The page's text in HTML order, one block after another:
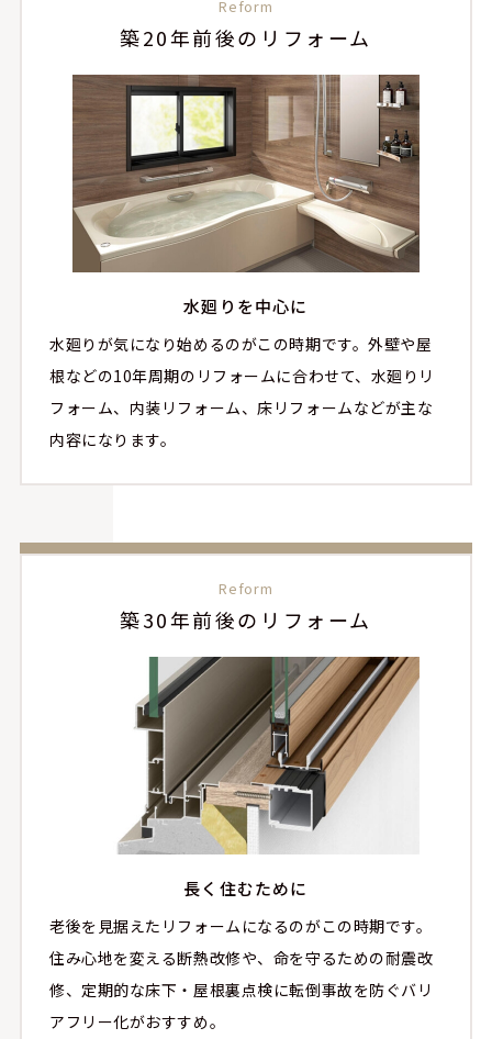
Reform
築20年前後のリフォーム
水廻りを中心に
水廻りが気になり始めるのがこの時期です。外壁や屋
根などの10年周期のリフォームに合わせて、水廻りリ
フォーム、内装リフォーム、床リフォームなどが主な
内容になります。
Reform
築30年前後のリフォーム
長く住むために
老後を見据えたリフォームになるのがこの時期です。
住み心地を変える断熱改修や、命を守るための耐震改
修、定期的な床下・屋根裏点検に転倒事故を防ぐバリ
アフリー化がおすすめ。